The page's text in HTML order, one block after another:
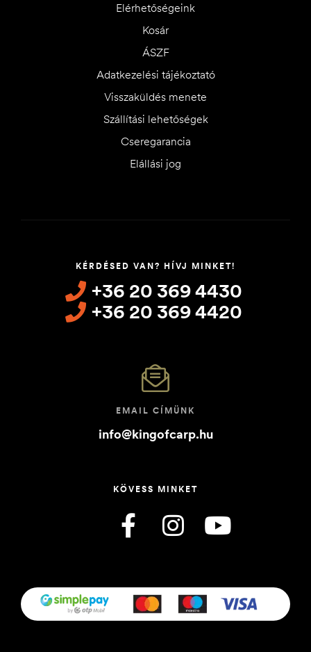
Elérhetőségeink
Kosár
ÁSZF
Adatkezelési tájékoztató
Visszaküldés menete
Szállítási lehetőségek
Cseregarancia
Elállási jog
KÉRDÉSED VAN? HÍVJ MINKET!
+36 20 369 4430
+36 20 369 4420
EMAIL CÍMÜNK
info@kingofcarp.hu
KÖVESS MINKET